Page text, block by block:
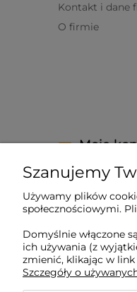
Kontakt i dane
O firmie
Moje
Twoje
Ustawienia
Szanujemy
Używamy plików
społecznościowymi.
Domyślnie włączone
ich używania (z
zmienić, klikając w
Szczegóły o